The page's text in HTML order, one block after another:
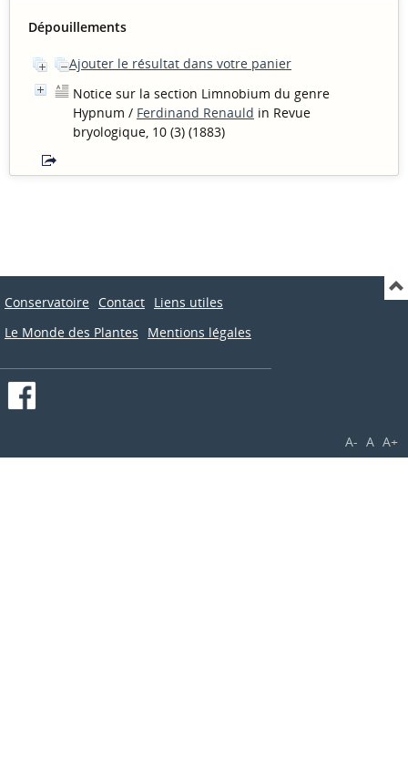
Dépouillements
Ajouter le résultat dans votre panier
Notice sur la section Limnobium du genre
Hypnum / Ferdinand Renauld in Revue
bryologique, 10 (3) (1883)
Conservatoire Contact Liens utiles
Le Monde des Plantes
Mentions légales
A- A A+